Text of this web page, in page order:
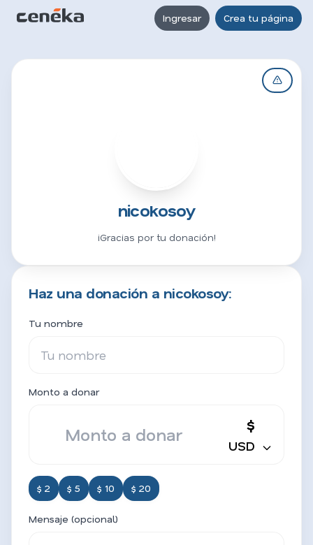
Ingresar Crea tu página
nicokosoy
¡Gracias por tu donación!
Haz una donación a nicokosoy:
Tu nombre
Monto a donar
$
USD
$ 2 $ 5 $ 10 $ 20
Mensaje (opcional)